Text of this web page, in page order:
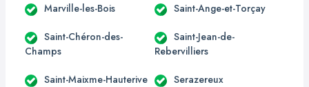
Marville-les-Bois Saint-Ange-et-Torçay
Saint-Chéron-des-
Champs
Saint-Jean-de-
Rebervilliers
Saint-Maixme-Hauterive Serazereux